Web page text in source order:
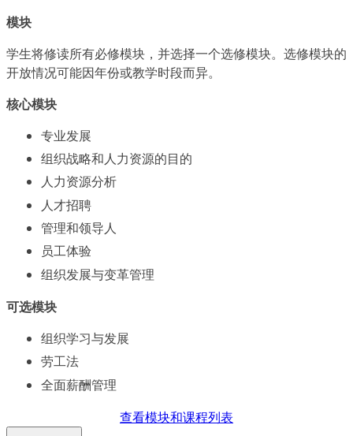
模块
学生将修读所有必修模块，并选择一个选修模块。选修模块的
开放情况可能因年份或教学时段而异。
核心模块
专业发展
组织战略和人力资源的目的
人力资源分析
人才招聘
管理和领导人
员工体验
组织发展与变革管理
可选模块
组织学习与发展
劳工法
全面薪酬管理
查看模块和课程列表